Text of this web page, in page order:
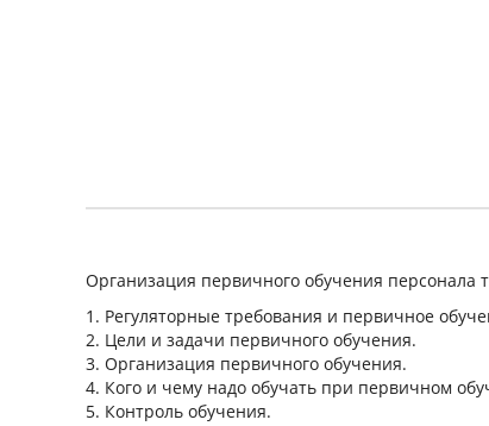
Организация первичного обучения персонала
1. Регуляторные требования и первичное
2. Цели и задачи первичного обучения.
3. Организация первичного обучения.
4. Кого и чему надо обучать при первичном
5. Контроль обучения.